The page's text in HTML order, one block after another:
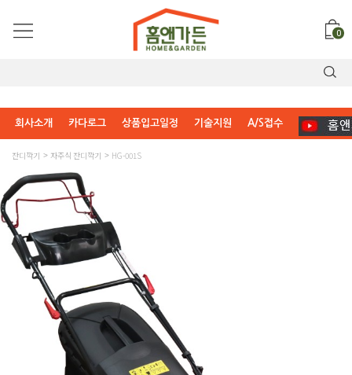
0
회사소개 카다로그 상품입고일정 기술지원 A/S접수
잔디깍기 자주식 잔디깍기 HG-001S